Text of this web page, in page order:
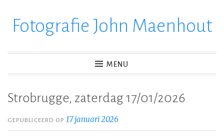
verderFotografie John Maenhout
MENU
Strobrugge, zaterdag 17/01/2026
GEPUBLICEERD OP17 januari 2026